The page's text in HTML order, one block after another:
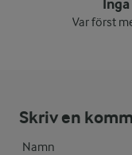
Var först
Skriv en
Namn